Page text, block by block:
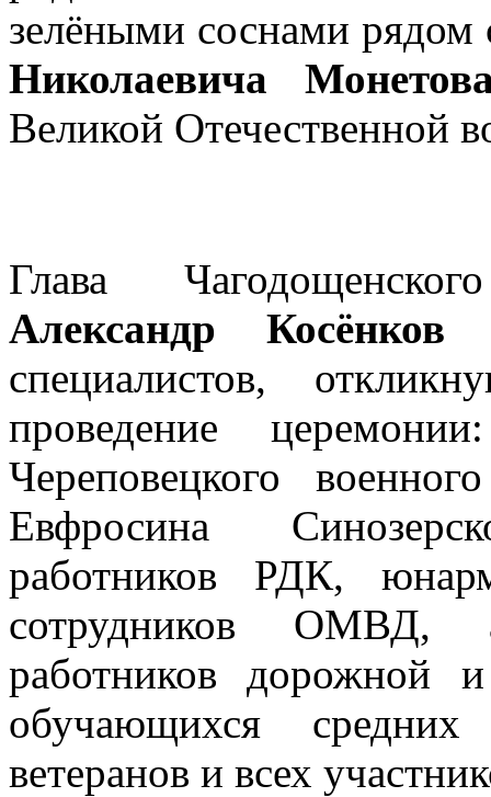
зелёными соснами рядом
Николаевича
Великой Отечественной
Глава
Александр Косёнков
специалистов,
проведение
Череповецкого
Евфросина
работников РДК,
сотрудников ОМВД,
работников дорожной
обучающихся
ветеранов и всех